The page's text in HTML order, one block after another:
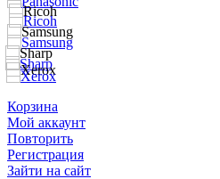
Корзина
Мой аккаунт
Повторить
Регистрация
Зайти на сайт